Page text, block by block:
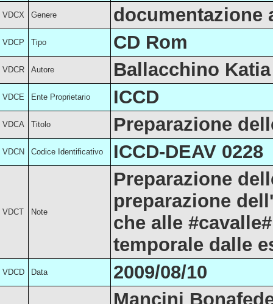
VDCX Genere documentazione
VDCP Tipo CD Rom
VDCR Autore Ballacchino Katia
VDCE Ente Proprietario ICCD
VDCA Titolo Preparazione
VDCN Codice Identificativo ICCD-DEAV 0228
VDCT Note
Preparazione
preparazione
che alle
temporale dalle
VDCD Data 2009/08/10
Mancini